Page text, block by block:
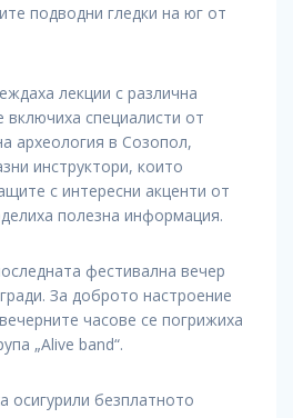
подводни гледки на юг от
лекции с различна
включиха специалисти от
археология в Созопол,
инструктори, които
с интересни акценти от
полезна информация.
фестивална вечер
За доброто настроение
часове се погрижиха
„Alive band“.
осигурили безплатното